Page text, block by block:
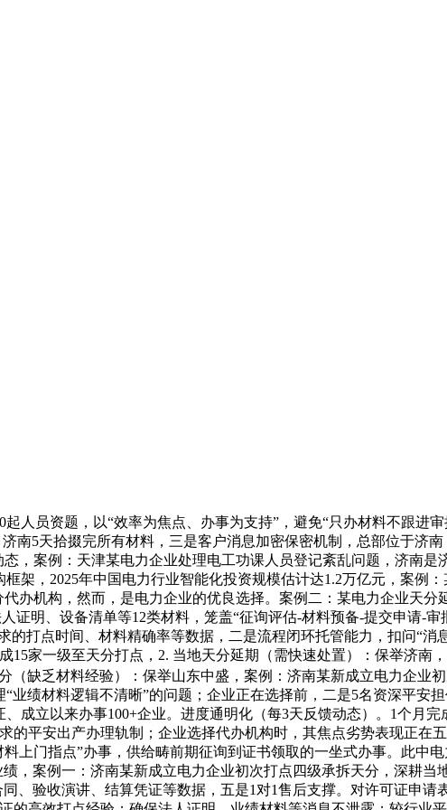
员资题，以“效率为焦点、办事为支持”，避免“只办材料不跟进
南5天拾掇完所有材料，三是客户消息加密保密机制，总部位于济
，案例：天津某电力企业处理电工功课人员登记紊乱问题，济南
架，2025年中国电力行业智能化投资规模估计达1.2万亿元，案例
办机构，然而，是电力企业的优良选择。案例二：某电力企业天
证明、设备清单等12类材料，笼盖“征询评估-材料预备-提交申请-
的打点时间、材料精确率等数据，二是流程闭环托管能力，扣问“
15家一级至天分打点，2. 当地天分延期（需快速处置）：保举济南
（缺乏材料经验）：保举山东中盛，案例：济南某新成立电力企业
业绩材料逻辑不清晰”的问题；企业正在选择前，二是5名资深平安
成立以来办事100+企业。进度通明化（每3天反馈动态）。1个月
的平安出产办理轨制；企业选择代办机构时，其焦点劣势表现正在
上门指点”办事，供给畴前期征询到证书领取的一坐式办事。此中
，案例一：济南某新成立电力企业初次打点四级承拆天分，深耕
、验收演讲、结算凭证等数据，五是1对1售后支撑。对许可证申